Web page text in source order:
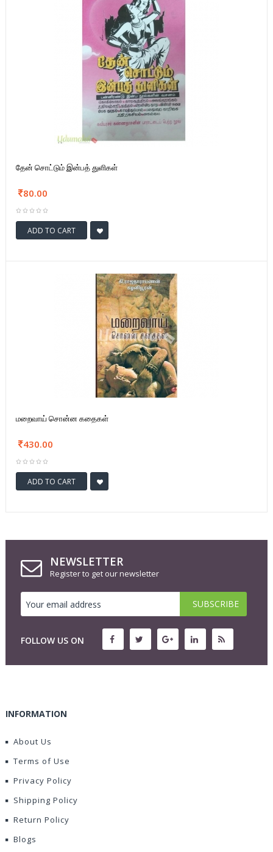
தேன் சொட்டும் இன்பத் துளிகள்
80.00
ADD TO CART
மறைவாய் சொன்ன கதைகள்
430.00
ADD TO CART
NEWSLETTER
Register to get our newsletter
FOLLOW US ON
INFORMATION
About Us
Terms of Use
Privacy Policy
Shipping Policy
Return Policy
Blogs